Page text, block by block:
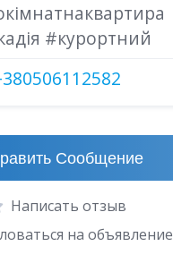
#курортний
Сообщение
Написать отзыв
на объявление